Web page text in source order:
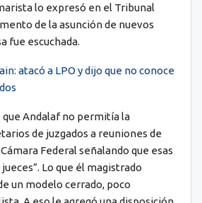
lo expresó en el Tribunal
de la asunción de nuevos
fue escuchada.
atacó a LPO y dijo que no conoce
Andalaf no permitía la
de juzgados a reuniones de
Federal señalando que esas
Lo que él magistrado
un modelo cerrado, poco